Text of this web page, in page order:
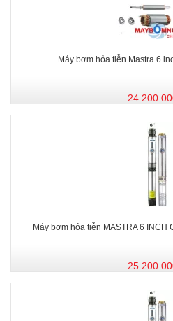
Máy bơm hỏa tiễn Mastra 6
Máy bơm hỏa tiễn MASTRA 6 INCH